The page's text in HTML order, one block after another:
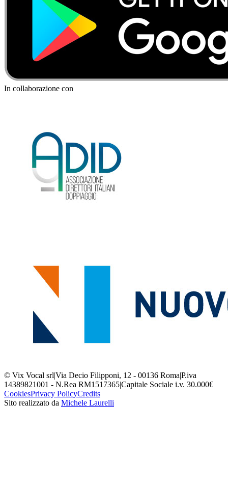
In collaborazione con
© Vix Vocal srl|Via Decio Filipponi, 12 - 00136 Roma|P.iva
14389821001 - N.Rea RM1517365|Capitale Sociale i.v. 30.000€
CookiesPrivacy PolicyCredits
Sito realizzato da Michele Laurelli